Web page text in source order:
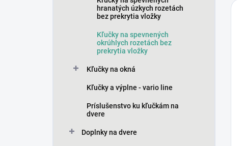
hranatých úzkych rozetách
bez prekrytia vložky
Kľučky na spevnených
okrúhlych rozetách bez
prekrytia vložky
Kľučky na okná
Kľučky a výplne - vario line
Príslušenstvo ku kľučkám na
dvere
Doplnky na dvere